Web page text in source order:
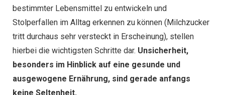
bestimmter Lebensmittel zu entwickeln und
Stolperfallen im Alltag erkennen zu können (Milchzucker
tritt durchaus sehr versteckt in Erscheinung), stellen
hierbei die wichtigsten Schritte dar. Unsicherheit,
besonders im Hinblick auf eine gesunde und
ausgewogene Ernährung, sind gerade anfangs
keine Seltenheit.